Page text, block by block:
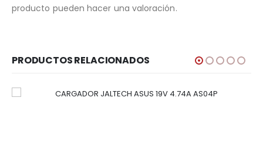
producto pueden hacer una valoración.
PRODUCTOS RELACIONADOS